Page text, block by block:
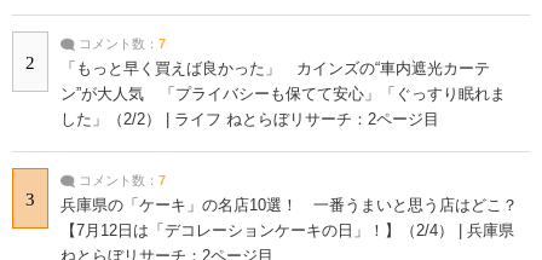
2
コメント数： 7
「もっと早く買えば良かった」 カインズの“車内遮光カーテ
ン”が大人気 「プライバシーも保てて安心」「ぐっすり眠れま
した」（2/2） | ライフ ねとらぼリサーチ：2ページ目
3
コメント数： 7
兵庫県の「ケーキ」の名店10選！ 一番うまいと思う店はどこ？
【7月12日は「デコレーションケーキの日」！】（2/4） | 兵庫県
ねとらぼリサーチ：2ページ目